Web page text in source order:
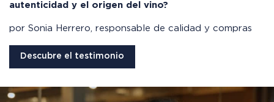
autenticidad y el origen del vino?
por Sonia Herrero, responsable de calidad y compras
Descubre el testimonio